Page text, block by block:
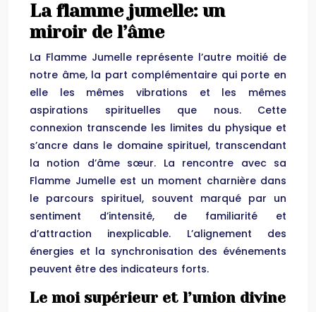
La flamme jumelle: un
miroir de l’âme
La Flamme Jumelle représente l’autre moitié de
notre âme, la part complémentaire qui porte en
elle les mêmes vibrations et les mêmes
aspirations spirituelles que nous. Cette
connexion transcende les limites du physique et
s’ancre dans le domaine spirituel, transcendant
la notion d’âme sœur. La rencontre avec sa
Flamme Jumelle est un moment charnière dans
le parcours spirituel, souvent marqué par un
sentiment d’intensité, de familiarité et
d’attraction inexplicable. L’alignement des
énergies et la synchronisation des événements
peuvent être des indicateurs forts.
Le moi supérieur et l’union divine